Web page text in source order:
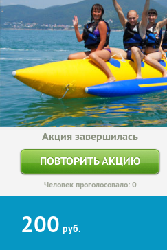
Акция завершилась
ПОВТОРИТЬ АКЦИЮ
Человек проголосовало: 0
200 руб.